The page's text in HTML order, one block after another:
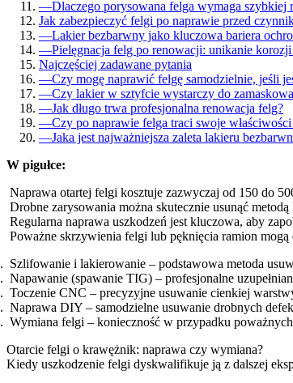
—Dlaczego porysowana felga wymaga szybkiej
Jak zabezpieczyć felgi po naprawie przed
—Lakier bezbarwny jako kluczowa bariera
—Pielęgnacja felg po renowacji: unikanie
Najczęściej zadawane pytania
—Czy mogę naprawić felgę samodzielnie, jeśli
—Czy lakier w sztyfcie wystarczy do
—Jak długo trwa profesjonalna renowacja felg?
—Czy po naprawie felga traci swoje
—Jaka jest najważniejsza zaleta lakieru
W pigułce:
Naprawa otartej felgi kosztuje zazwyczaj od 150 do
Drobne zarysowania można skutecznie usunąć
Regularna naprawa uszkodzeń jest kluczowa, aby
Poważne skrzywienia felgi lub pęknięcia ramion
Szlifowanie i lakierowanie – podstawowa metoda
Napawanie (spawanie TIG) – profesjonalne
Toczenie CNC – precyzyjne usuwanie cienkiej
Naprawa DIY – samodzielne usuwanie drobnych
Wymiana felgi – konieczność w przypadku
Otarcie felgi o krawężnik: naprawa czy wymiana?
Kiedy uszkodzenie felgi dyskwalifikuje ją z dalszej